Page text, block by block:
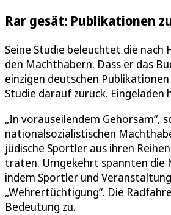
Rar gesät: Publikationen
Seine Studie beleuchtet die
den Machthabern. Dass er das
einzigen deutschen
Studie darauf zurück.
„In vorauseilendem Gehorsam“,
nationalsozialistischen
jüdische Sportler aus ihren
traten. Umgekehrt spannten die
indem Sportler und
„Wehrertüchtigung“. Die
Bedeutung zu.